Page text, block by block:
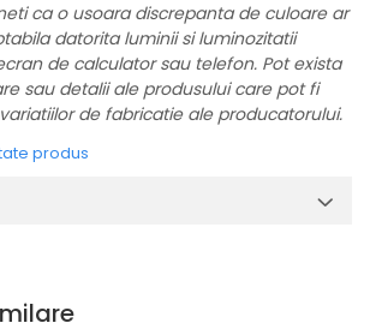
ca o usoara discrepanta de culoare ar
datorita luminii si luminozitatii
de calculator sau telefon. Pot exista
sau detalii ale produsului care pot fi
de fabricatie ale producatorului.
produs